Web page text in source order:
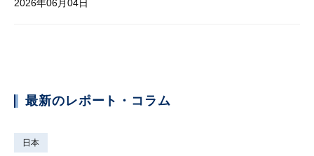
2026年06月04日
最新のレポート・コラム
日本